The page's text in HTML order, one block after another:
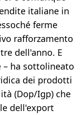
italiane in
ferme
rafforzamento
dell'anno. E
– ha sottolineato
dei prodotti
(Dop/Igp) che
dell'export